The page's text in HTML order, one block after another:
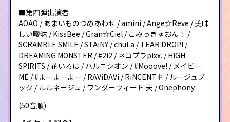
■第四弾出演者
AOAO / あまいものつめあわせ / amini / Ange☆Reve / 美味
しい曖昧 / KissBee / Gran☆Ciel / こみっきゅおん！ /
SCRAMBLE SMILE / STAiNY / chuLa / TEAR DROP! /
DREAMING MONSTER / #2i2 / ネコプラpixx. / HIGH
SPIRITS / 花いろは / ハルニシオン / #Mooove! / メイビー
ME / #よーよーよー / RAViDAVi / RiNCENT♯ / ルージュブ
ック / ルルネージュ / ワンダーウィード 天 / Onephony
(50音順)